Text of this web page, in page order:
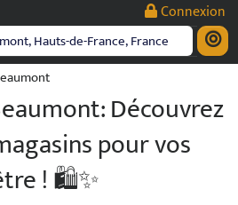
Connexion
Découvrez
pour vos
! 🛍️✨